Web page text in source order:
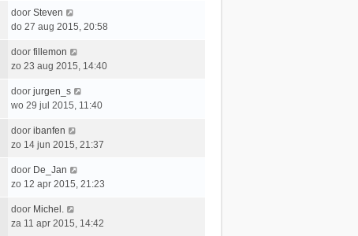
c
h
e
c
h
e
b
e
c
h
t
s
e
b
e
c
h
L
a
t
s
e
b
e
c
h
door Steven
do 27 aug 2015, 20:58
L
a
t
s
e
b
e
c
h
door fillemon
zo 23 aug 2015, 14:40
L
a
t
s
e
b
e
door jurgen_s
wo 29 jul 2015, 11:40
L
a
t
s
e
b
door ibanfen
zo 14 jun 2015, 21:37
L
a
t
s
door De_Jan
zo 12 apr 2015, 21:23
L
a
door Michel.
za 11 apr 2015, 14:42